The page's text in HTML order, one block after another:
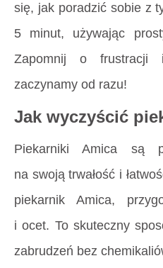
się, jak poradzić sobie z
5 minut, używając
Zapomnij o
zaczynamy od razu!
Jak wyczyścić
Piekarniki Amica są
na swoją trwałość i
piekarnik Amica,
i ocet. To skuteczny
zabrudzeń bez